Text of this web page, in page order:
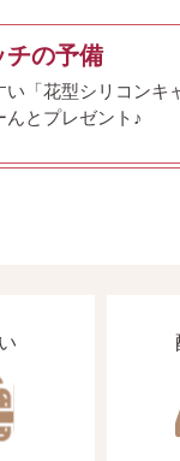
チの予備
い「花型シリコンキ
んとプレゼント♪